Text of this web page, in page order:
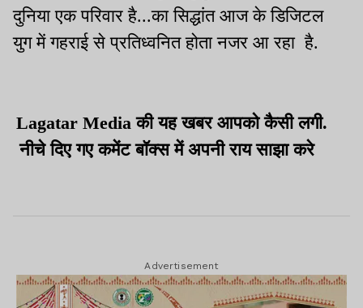
दुनिया एक परिवार है...का सिद्धांत आज के डिजिटल
युग में गहराई से प्रतिध्वनित होता नजर आ रहा है.
Lagatar Media की यह खबर आपको कैसी लगी.
नीचे दिए गए कमेंट बॉक्स में अपनी राय साझा करे
Advertisement